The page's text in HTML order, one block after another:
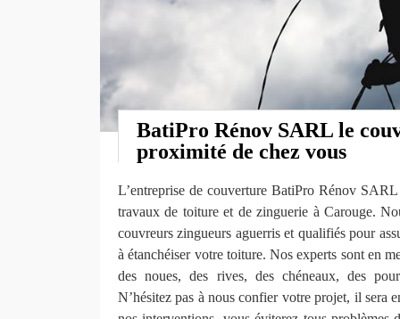
BatiPro Rénov SARL le
proximité de chez vous
L’entreprise de couverture BatiPro Rénov SARL
travaux de toiture et de zinguerie à Carouge.
couvreurs zingueurs aguerris et qualifiés pour
à étanchéiser votre toiture. Nos experts sont en
des noues, des rives, des chéneaux, des
N’hésitez pas à nous confier votre projet, il sera